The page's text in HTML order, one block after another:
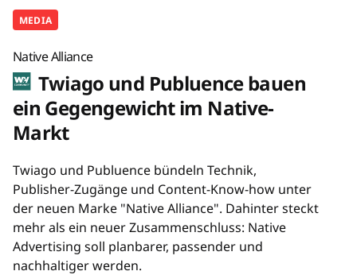
MEDIA
Native Alliance
Twiago und Publuence bauen
ein Gegengewicht im Native-
Markt
Twiago und Publuence bündeln Technik,
Publisher-Zugänge und Content-Know-how unter
der neuen Marke "Native Alliance". Dahinter steckt
mehr als ein neuer Zusammenschluss: Native
Advertising soll planbarer, passender und
nachhaltiger werden.